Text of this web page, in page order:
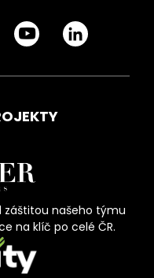
záštitou našeho týmu
na klíč po celé ČR.